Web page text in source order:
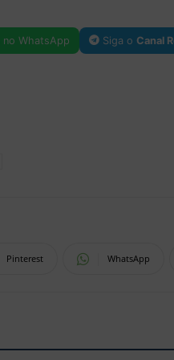
no WhatsApp Siga o Canal
Pinterest WhatsApp